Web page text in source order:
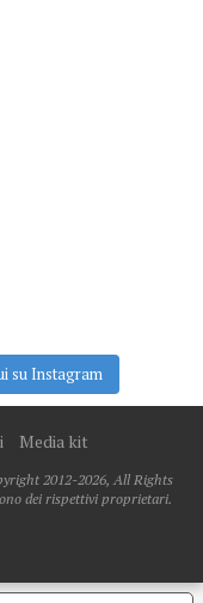
su Instagram
Media kit
2012-2026, All Rights
dei rispettivi proprietari.